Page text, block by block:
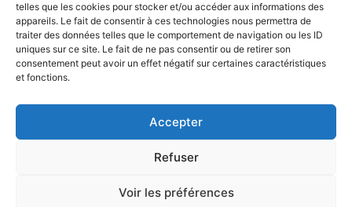
telles que les cookies pour stocker et/ou accéder aux informations des
appareils. Le fait de consentir à ces technologies nous permettra de
traiter des données telles que le comportement de navigation ou les ID
uniques sur ce site. Le fait de ne pas consentir ou de retirer son
consentement peut avoir un effet négatif sur certaines caractéristiques
et fonctions.
Accepter
Refuser
Voir les préférences
Mon compte
Nous contacter
Mode paiement
Nos services
Politique de confidentialité
Politique de cookies (UE)